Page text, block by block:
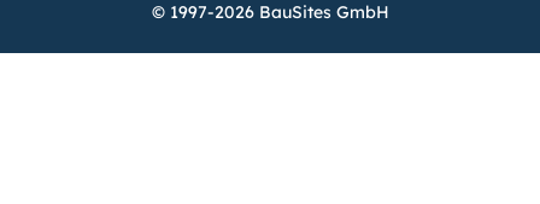
© 1997-2026 BauSites GmbH